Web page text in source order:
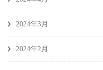
2024年3月
2024年2月